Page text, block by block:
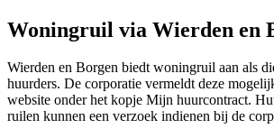
Woningruil via Wierden en
Wierden en Borgen biedt woningruil aan als
huurders. De corporatie vermeldt deze
website onder het kopje Mijn huurcontract.
ruilen kunnen een verzoek indienen bij de